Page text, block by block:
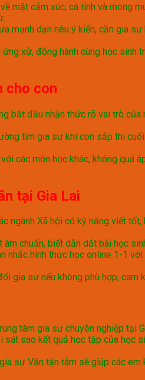
mặt cảm xúc, cá tính và mong
mạnh dạn nêu ý kiến, cần gia
xử, đồng hành cùng học
cho con
bắt đầu nhận thức rõ vai trò
tìm gia sư khi con sắp thi
các môn học khác, không
tại Gia Lai
ngành Xã hội có kỹ năng viết
chuẩn, biết dẫn dắt bài học
nhắc hình thức học online 1-1
gia sư nếu không phù hợp, cam
tâm gia sư chuyên nghiệp
sao kết quả học tập của học
sư Văn tận tâm sẽ giúp các